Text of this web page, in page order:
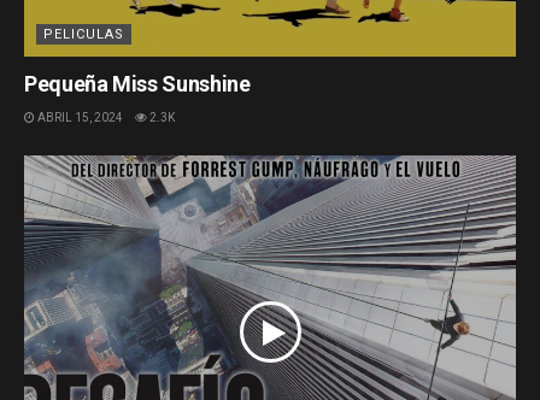
PELICULAS
Pequeña Miss Sunshine
ABRIL 15, 2024 2.3K